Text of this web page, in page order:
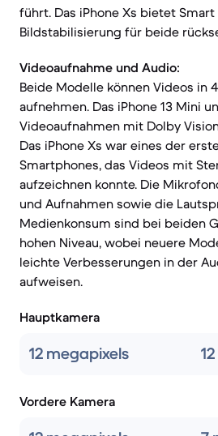
führt. Das iPhone Xs bietet
Bildstabilisierung für beide
Videoaufnahme und Audio:
Beide Modelle können Videos in
aufnehmen. Das iPhone 13 Mini
Videoaufnahmen mit Dolby
Das iPhone Xs war eines der
Smartphones, das Videos mit
aufzeichnen konnte. Die
und Aufnahmen sowie die
Medienkonsum sind bei beiden
hohen Niveau, wobei neuere
leichte Verbesserungen in der
aufweisen.
Hauptkamera
12 megapixels
Vordere Kamera